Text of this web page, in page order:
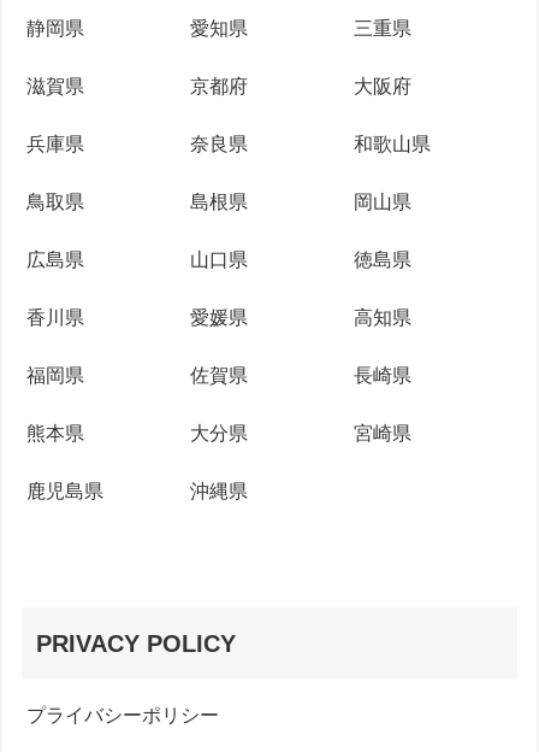
静岡県 愛知県 三重県
滋賀県 京都府 大阪府
兵庫県 奈良県 和歌山県
鳥取県 島根県 岡山県
広島県 山口県 徳島県
香川県 愛媛県 高知県
福岡県 佐賀県 長崎県
熊本県 大分県 宮崎県
鹿児島県 沖縄県
PRIVACY POLICY
プライバシーポリシー